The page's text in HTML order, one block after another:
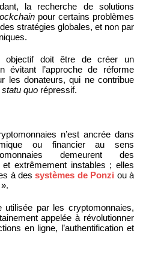
la recherche de solutions
pour certains problèmes
stratégies globales, et non par
objectif doit être de créer un
évitant l’approche de réforme
les donateurs, qui ne contribue
statu quo répressif.
n’est ancrée dans
ou financier au sens
demeurent des
extrêmement instables ; elles
à dessystèmes de Ponzi ou à
».
utilisée par les cryptomonnaies,
appelée à révolutionner
en ligne, l’authentification et